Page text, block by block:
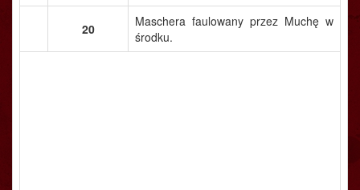
20
Maschera faulowany przez Muchę w
środku.